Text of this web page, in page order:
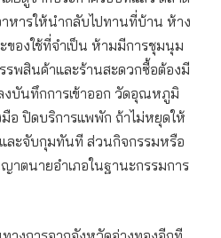
หารให้นำกลับไปทานที่บ้าน ห้าง
องใช้ที่จำเป็น ห้ามมีการชุมนุม
พสินค้าและร้านสะดวกซื้อต้องมี
บันทึกการเข้าออก วัดอุณหภูมิ
มือ ปิดบริการแพพัก ถ้าไม่หยุดให้
ละจับกุมทันที ส่วนกิจกรรมหรือ
าตนายอำเภอในฐานะกรรมการ